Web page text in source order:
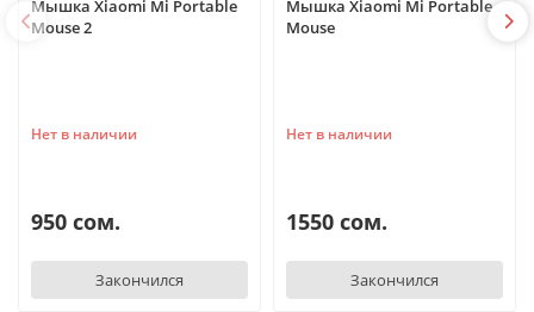
Мышка Xiaomi Mi Portable
Mouse 2
Нет в наличии
950 сом.
Закончился
Мышка Xiaomi Mi Portable
Mouse
Нет в наличии
1550 сом.
Закончился